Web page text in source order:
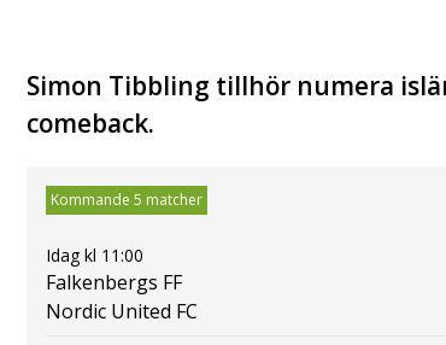
Simon Tibbling tillhör numera
comeback.
Kommande 5 matcher
Idag kl 11:00
Falkenbergs FF
Nordic United FC